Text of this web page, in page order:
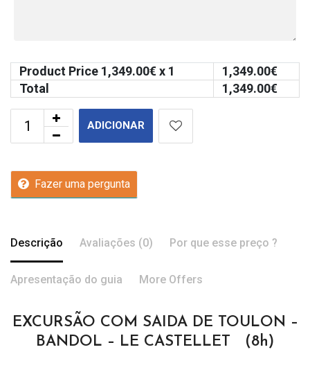
Product Price 1,349.00€ x 1 1,349.00€
Total
1,349.00€
ADICIONAR
Fazer uma pergunta
Descrição Avaliações (0) Por que esse preço ?
Apresentação do guia More Offers
EXCURSÃO COM SAIDA DE TOULON –
BANDOL – LE CASTELLET (8h)